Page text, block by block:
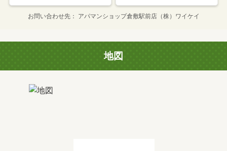
お問い合わせ先 アパマンショップ倉敷駅前店（株）ワイケイ
地図